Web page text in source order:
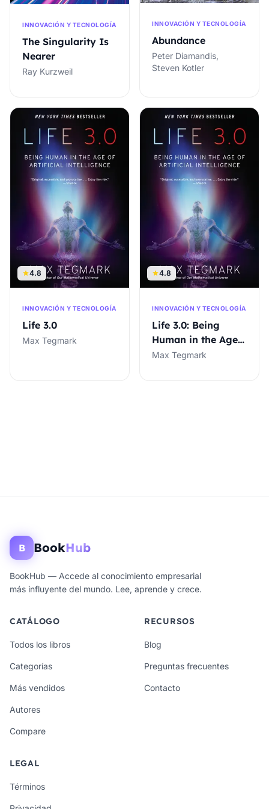
INNOVACIÓN Y TECNOLOGÍA
The Singularity Is
Nearer
Ray Kurzweil
INNOVACIÓN Y TECNOLOGÍA
Abundance
Peter Diamandis,
Steven Kotler
4.8
INNOVACIÓN Y TECNOLOGÍA
Life 3.0
Max Tegmark
4.8
INNOVACIÓN Y TECNOLOGÍA
Life 3.0: Being
Human in the Age
of Artificial
Max Tegmark
B BookHub
BookHub — Accede al conocimiento empresarial
más influyente del mundo. Lee, aprende y crece.
CATÁLOGO
Todos los libros
Categorías
Más vendidos
Autores
Compare
RECURSOS
Blog
Preguntas frecuentes
Contacto
LEGAL
Términos